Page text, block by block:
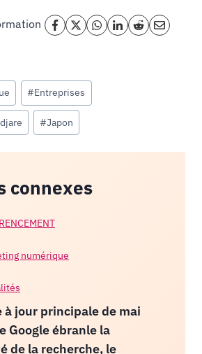
#Entreprises
#Japon
connexes
numérique
à jour principale de mai
Google ébranle la
de la recherche, le